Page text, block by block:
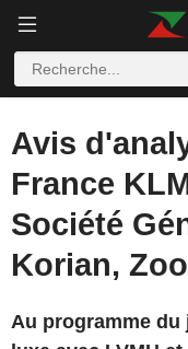
Avis
France
Société
Korian,
Au programme